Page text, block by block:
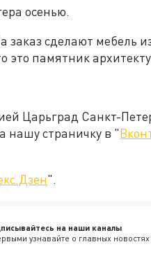
осенью.
заказ сделают мебель
это памятник
Царьград Санкт-
нашу страничку в "
".
на наши каналы
узнавайте о главных